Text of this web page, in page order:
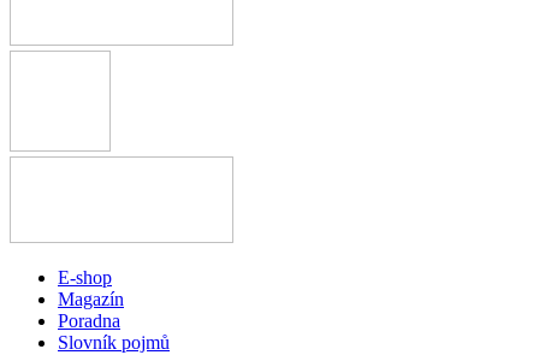
E-shop
Magazín
Poradna
Slovník pojmů